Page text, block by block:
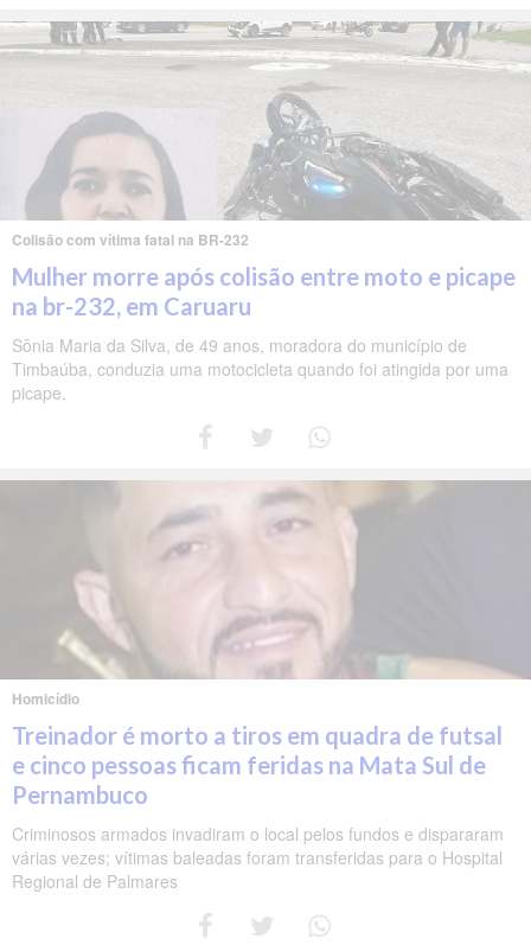
Colisão com vítima fatal na BR-232
Mulher morre após colisão entre moto e picape
na br-232, em Caruaru
Sônia Maria da Silva, de 49 anos, moradora do município de
Timbaúba, conduzia uma motocicleta quando foi atingida por uma
picape.
Homicídio
Treinador é morto a tiros em quadra de futsal
e cinco pessoas ficam feridas na Mata Sul de
Pernambuco
Criminosos armados invadiram o local pelos fundos e dispararam
várias vezes; vítimas baleadas foram transferidas para o Hospital
Regional de Palmares